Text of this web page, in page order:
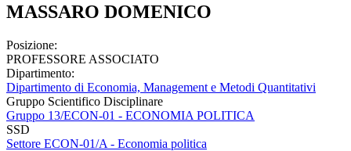
MASSARO DOMENICO
Posizione:
PROFESSORE ASSOCIATO
Dipartimento:
Dipartimento di Economia, Management e Metodi Quantitativi
Gruppo Scientifico Disciplinare
Gruppo 13/ECON-01 - ECONOMIA POLITICA
SSD
Settore ECON-01/A - Economia politica